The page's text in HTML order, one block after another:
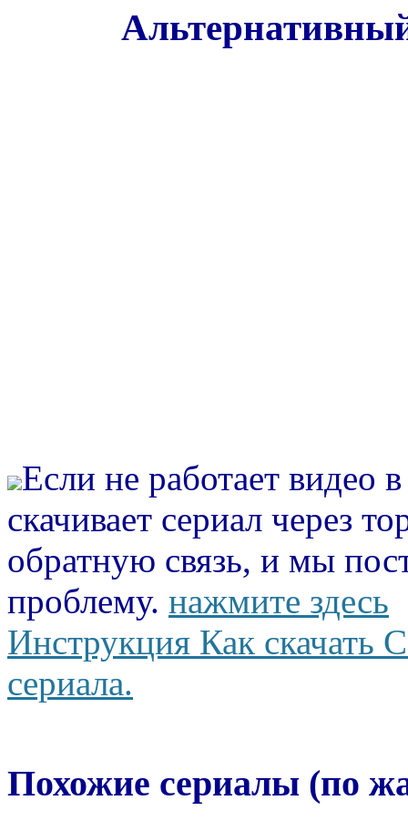
Если не работает видео
скачивает сериал через
обратную связь, и мы
проблему. нажмите здесь
Инструкция Как скачать
сериала.
Похожие сериалы (по